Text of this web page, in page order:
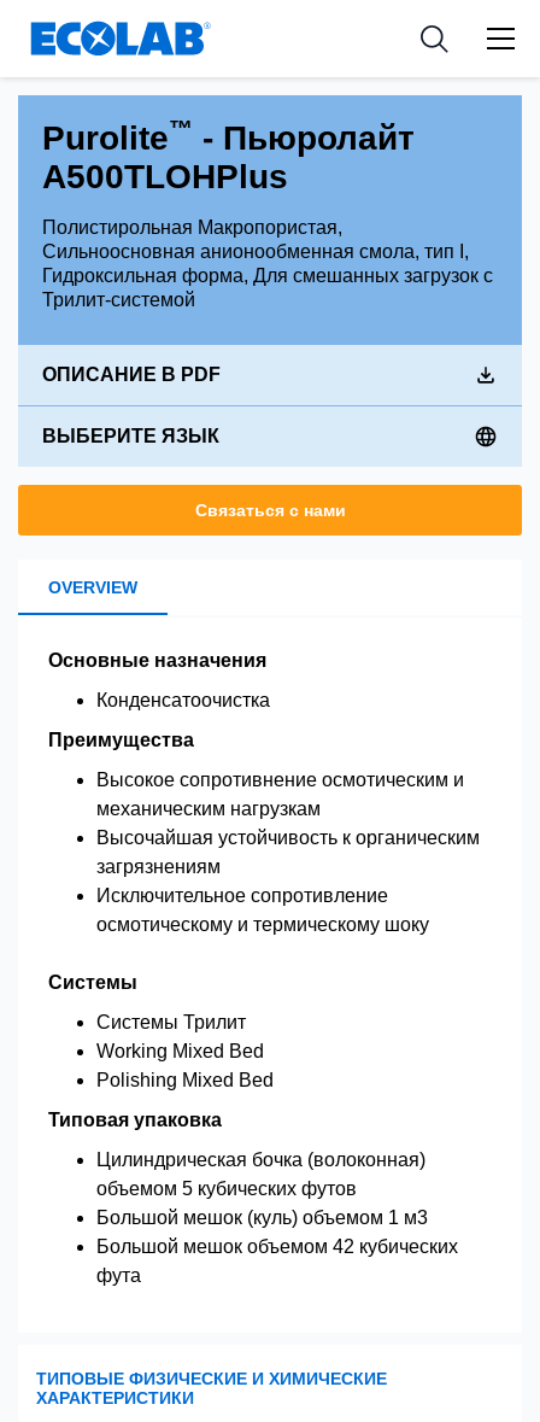
Resources
Applications
Medical Devices and Diagnostics
News & Events
Tools
Purolite™ - Пьюролайт
A500TLOHPlus
Полистирольная Макропористая,
Сильноосновная анионообменная смола, тип I,
Гидроксильная форма, Для смешанных загрузок с
Трилит-системой
ОПИСАНИЕ В PDF
ВЫБЕРИТЕ ЯЗЫК
Связаться с нами
OVERVIEW
Основные назначения
Конденсатоочистка
Преимущества
Высокое сопротивнение осмотическим и
механическим нагрузкам
Высочайшая устойчивость к органическим
загрязнениям
Исключительное сопротивление
осмотическому и термическому шоку
Системы
Системы Трилит
Working Mixed Bed
Polishing Mixed Bed
Типовая упаковка
Цилиндрическая бочка (волоконная)
объемом 5 кубических футов
Большой мешок (куль) объемом 1 м3
Большой мешок объемом 42 кубических
фута
ТИПОВЫЕ ФИЗИЧЕСКИЕ И ХИМИЧЕСКИЕ
ХАРАКТЕРИСТИКИ